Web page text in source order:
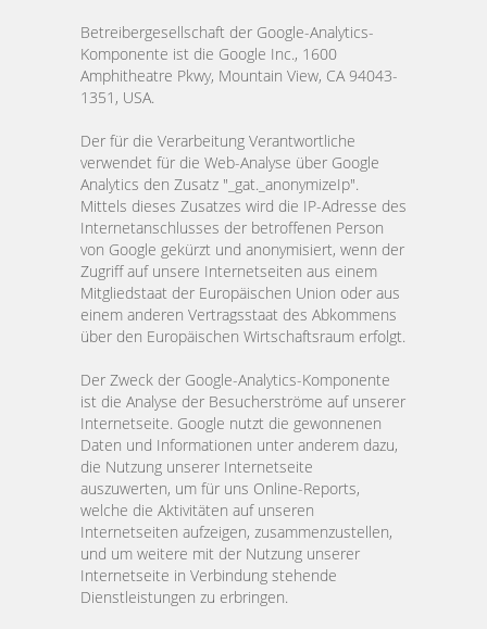
Betreibergesellschaft der Google-Analytics-
Komponente ist die Google Inc., 1600
Amphitheatre Pkwy, Mountain View, CA 94043-
1351, USA.
Der für die Verarbeitung Verantwortliche
verwendet für die Web-Analyse über Google
Analytics den Zusatz "_gat._anonymizeIp".
Mittels dieses Zusatzes wird die IP-Adresse des
Internetanschlusses der betroffenen Person
von Google gekürzt und anonymisiert, wenn der
Zugriff auf unsere Internetseiten aus einem
Mitgliedstaat der Europäischen Union oder aus
einem anderen Vertragsstaat des Abkommens
über den Europäischen Wirtschaftsraum erfolgt.
Der Zweck der Google-Analytics-Komponente
ist die Analyse der Besucherströme auf unserer
Internetseite. Google nutzt die gewonnenen
Daten und Informationen unter anderem dazu,
die Nutzung unserer Internetseite
auszuwerten, um für uns Online-Reports,
welche die Aktivitäten auf unseren
Internetseiten aufzeigen, zusammenzustellen,
und um weitere mit der Nutzung unserer
Internetseite in Verbindung stehende
Dienstleistungen zu erbringen.